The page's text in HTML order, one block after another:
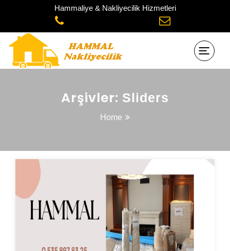
Hammaliye & Nakliyecilik Hizmetleri
Arşivler: Sliders
Home